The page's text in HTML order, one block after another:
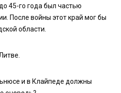
45-го года был частью
После войны этот край мог бы
области.
и в Клайпеде должны